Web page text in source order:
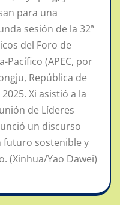
para una
sesión de la 32ª
del Foro de
Pacífico (APEC, por
República de
Xi asistió a la
de Líderes
un discurso
futuro sostenible y
(Xinhua/Yao Dawei)